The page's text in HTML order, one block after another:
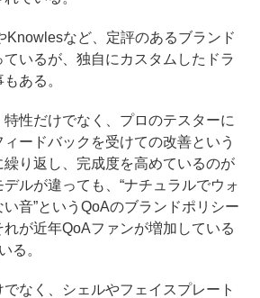
Knowlesなど、定評のあるブランド
いるが、独自にカスタムしたドラ
ある。
性だけでなく、プロのテスターに
ードバックを受けての改善という
り返し、完成度を高めているのが
ルが違っても、“ナチュラルでウォ
音”というQoAのブランドポリシー
が近年QoAファンが増加している
る。
なく、シェルやフェイスプレート